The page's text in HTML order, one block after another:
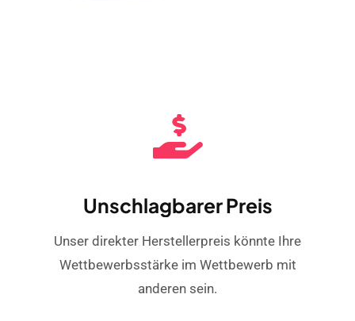
Unschlagbarer Preis
Unser direkter Herstellerpreis könnte Ihre
Wettbewerbsstärke im Wettbewerb mit
anderen sein.